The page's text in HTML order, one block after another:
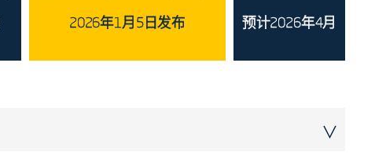
2026年1月5日发布
预计2026年4月
∨